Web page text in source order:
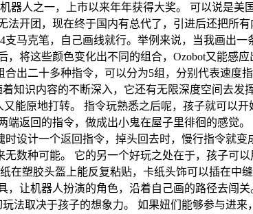
人之一，上市以来年年获得大奖。 可以说是
开团，现在终于国内有总代了，引进后还把所
马克笔，自己画线就行。举例来说，当我画出
将这些颜色变化出不同的组合，Ozobot又能感
出二十多种指令，可以分为5组，分别代表速度
知识内容的不断深入，它还有无限深度空间去发
能原地打转。 指令玩熟悉之后呢，孩子就可以
返回的指令，做成出小鬼在屋子里徘徊的感觉
设计一个返回指令，掉头回去时，慢行指令就
数种可能。 它的另一个好玩之处在于，孩子可
在塑胶头盔上能反复粘贴，卡纸头饰可以插在中
让机器人扮演的角色，沿着自己画的路径去闯
法取决于孩子的想象力。 如果妞们能够参与进